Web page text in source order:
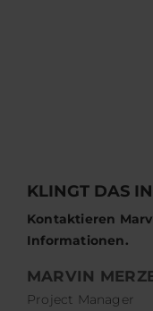
KLINGT DAS
Kontaktieren
Informationen.
MARVIN
Project Manager